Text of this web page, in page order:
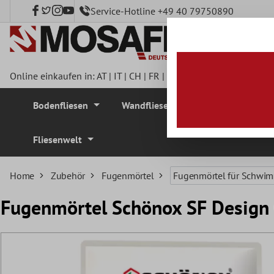
springen Service-Hotline +49 40 79750890
Online einkaufen in:AT| IT| CH | FR |
Bodenfliesen Wandfliesen
Fliesenwelt
Home Zubehör Fugenmörtel Fugenmörtel für
Fugenmörtel Schönox SF